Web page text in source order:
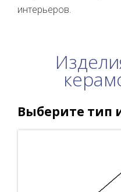
интерьеров.
Выберите тип